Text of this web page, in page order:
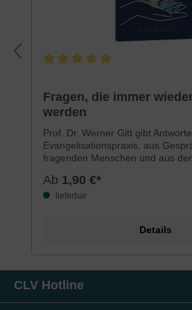
Fragen, die immer
werden
Prof. Dr. Werner Gitt gibt
Evangelisationspraxis, aus
fragenden Menschen und aus
grünen Tisch« entworfen,
gestellt. Von daher handelt es sich
wirklich bewegen. Der Autor
Religionen – Leben und Glauben
Ewigkeit. Ein hilfreiches Buch zur
Ab 1,90 €*
lieferbar
Details
CLV Hotline